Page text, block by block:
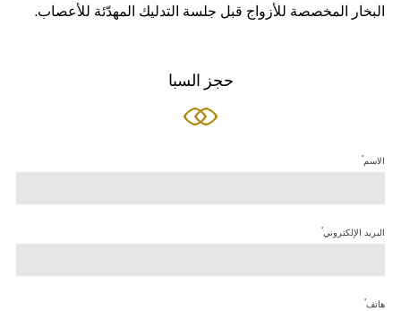
البخار المخصصة للأزواج قبل جلسة التدليك المهدّئة للأعصاب.
حجز السبا
الاسم*
البريد الإلكتروني*
هاتف*